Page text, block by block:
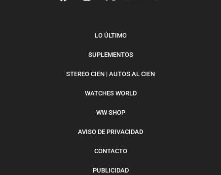
LO ÚLTIMO
SUPLEMENTOS
STEREO CIEN | AUTOS AL CIEN
WATCHES WORLD
WW SHOP
AVISO DE PRIVACIDAD
CONTACTO
PUBLICIDAD